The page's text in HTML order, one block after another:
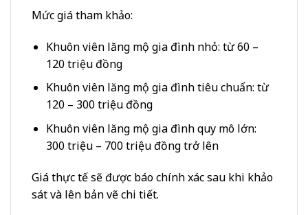
Mức giá tham khảo:
Khuôn viên lăng mộ gia đình nhỏ: từ 60 –
120 triệu đồng
Khuôn viên lăng mộ gia đình tiêu chuẩn: từ
120 – 300 triệu đồng
Khuôn viên lăng mộ gia đình quy mô lớn:
300 triệu – 700 triệu đồng trở lên
Giá thực tế sẽ được báo chính xác sau khi khảo
sát và lên bản vẽ chi tiết.